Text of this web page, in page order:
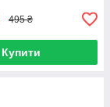
495 ₴
Купити